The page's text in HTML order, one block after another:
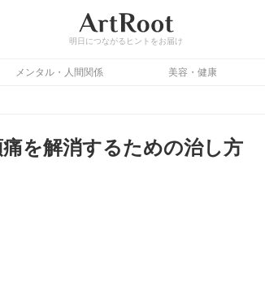
明日につながるヒントをお届け
メンタル・人間関係 美容・健康
を解消するための治し方